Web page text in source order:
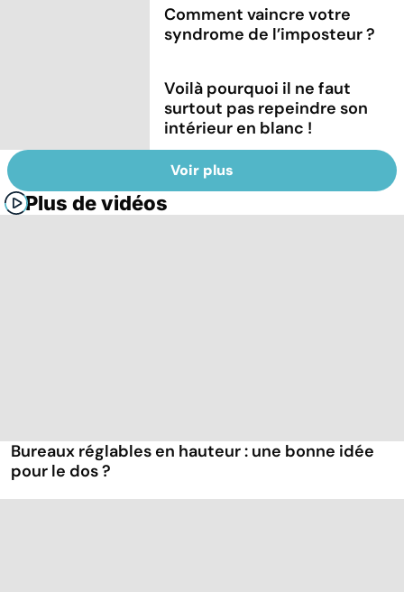
Comment vaincre votre
syndrome de l’imposteur ?
Voilà pourquoi il ne faut
surtout pas repeindre son
intérieur en blanc !
Voir plus
Plus de vidéos
Bureaux réglables en hauteur : une bonne idée
pour le dos ?